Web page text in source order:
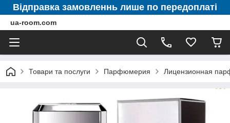
Відправка замовленнь лише по передоплаті
ua-room.com
Товари та послуги Парфюмерия Лицензионная